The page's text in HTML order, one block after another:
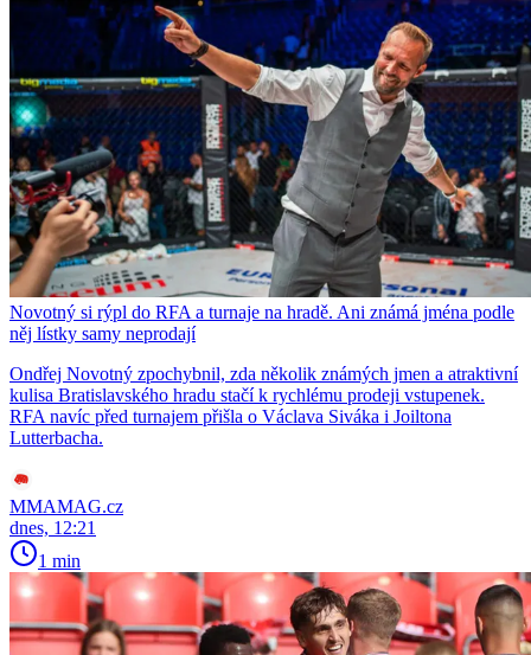
Novotný si rýpl do RFA a turnaje na hradě. Ani známá jména podle
něj lístky samy neprodají
Ondřej Novotný zpochybnil, zda několik známých jmen a atraktivní
kulisa Bratislavského hradu stačí k rychlému prodeji vstupenek.
RFA navíc před turnajem přišla o Václava Siváka i Joiltona
Lutterbacha.
MMAMAG.cz
dnes, 12:21
1 min